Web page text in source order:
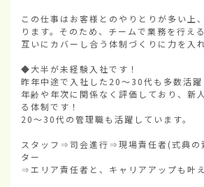
この仕事はお客様とのやりとりが多い上
ります。そのため、チームで業務を行え
互いにカバーし合う体制づくりに力を入
◆大半が未経験入社です！
昨年中途で入社した20～30代も多数活躍
年齢や年次に関係なく評価しており、新
る体制です！
20～30代の管理職も活躍しています。
スタッフ⇒司会進行⇒現場責任者(式典
ター
⇒エリア責任者と、キャリアアップも叶え